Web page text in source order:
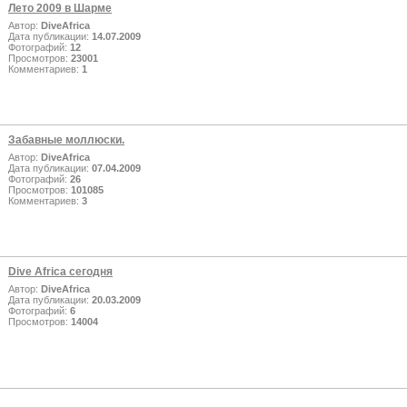
Лето 2009 в Шарме
Автор: DiveAfrica
Дата публикации: 14.07.2009
Фотографий: 12
Просмотров: 23001
Комментариев: 1
Забавные моллюски.
Автор: DiveAfrica
Дата публикации: 07.04.2009
Фотографий: 26
Просмотров: 101085
Комментариев: 3
Dive Africa сегодня
Автор: DiveAfrica
Дата публикации: 20.03.2009
Фотографий: 6
Просмотров: 14004